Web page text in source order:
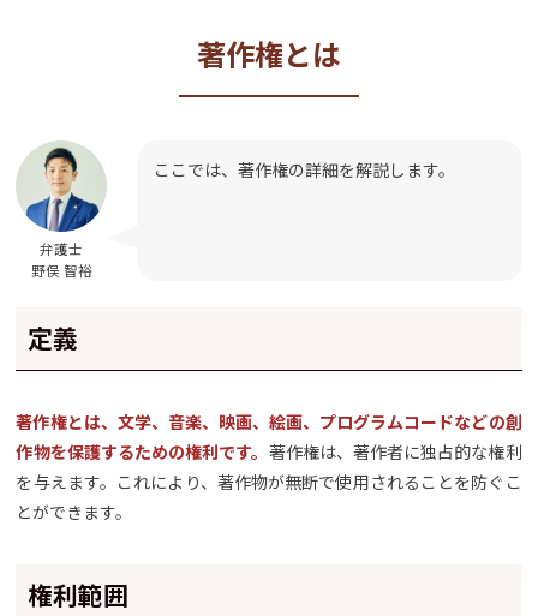
著作権とは
弁護士
野俣 智裕
ここでは、著作権の詳細を解説します。
定義
著作権とは、文学、音楽、映画、絵画、プログラムコードなどの創
作物を保護するための権利です。 著作権は、著作者に独占的な権利
を与えます。これにより、著作物が無断で使用されることを防ぐこ
とができます。
権利範囲